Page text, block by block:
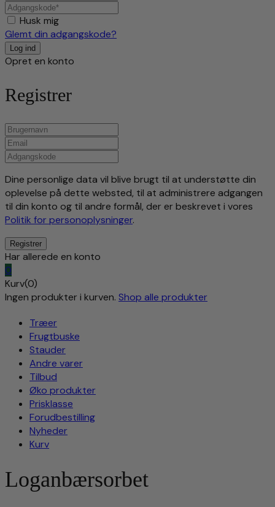
Husk mig
Glemt din adgangskode?
Opret en konto
Registrer
Dine personlige data vil blive brugt til at understøtte din
oplevelse på dette websted, til at administrere adgangen
til din konto og til andre formål, der er beskrevet i vores
Politik for personoplysninger.
Har allerede en konto
0
Kurv(0)
Ingen produkter i kurven. Shop alle produkter
Træer
Frugtbuske
Stauder
Andre varer
Tilbud
Øko produkter
Prisklasse
Forudbestilling
Nyheder
Kurv
Loganbærsorbet